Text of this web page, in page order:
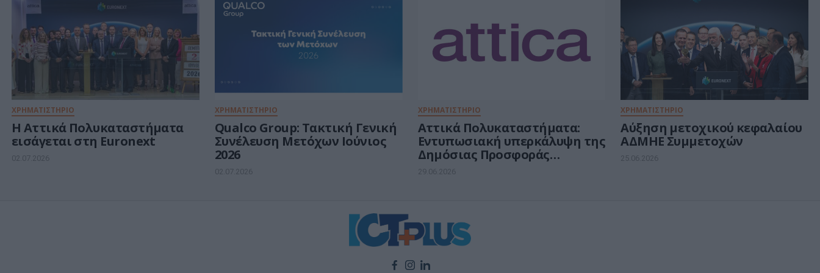
ΧΡΗΜΑΤΙΣΤΗΡΙΟ
Η Αττικά Πολυκαταστήματα
εισάγεται στη Euronext
02.07.2026
ΧΡΗΜΑΤΙΣΤΗΡΙΟ
Qualco Group: Τακτική Γενική
Συνέλευση Μετόχων Ιούνιος
2026
02.07.2026
ΧΡΗΜΑΤΙΣΤΗΡΙΟ
Αττικά Πολυκαταστήματα:
Εντυπωσιακή υπερκάλυψη της
Δημόσιας Προσφοράς
συγκεντρώνοντας €212 εκατ.
29.06.2026
ΧΡΗΜΑΤΙΣΤΗΡΙΟ
Αύξηση μετοχικού κεφαλαίου
ΑΔΜΗΕ Συμμετοχών
25.06.2026